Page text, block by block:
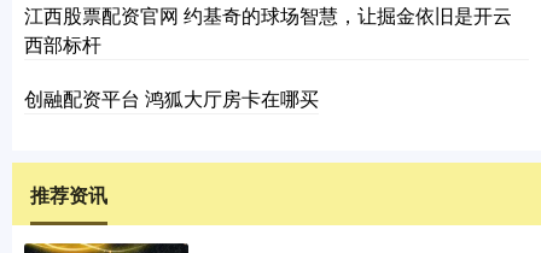
江西股票配资官网 约基奇的球场智慧，让掘金依旧是开云
西部标杆
创融配资平台 鸿狐大厅房卡在哪买
推荐资讯